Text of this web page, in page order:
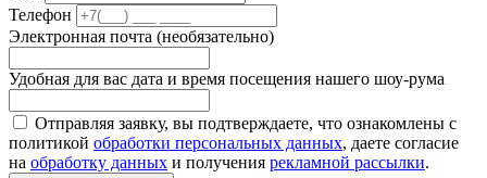
Телефон
Электронная почта (необязательно)
Удобная для вас дата и время посещения нашего шоу-рума
Отправляя заявку, вы подтверждаете, что ознакомлены с
политикой обработки персональных данных, даете согласие
на обработку данных и получения рекламной рассылки.